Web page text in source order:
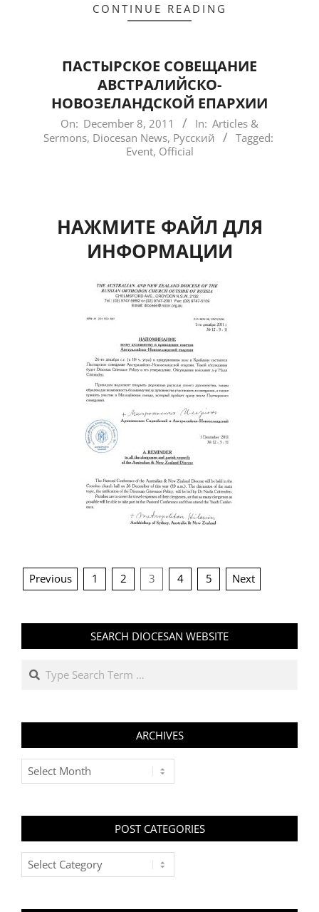
CONTINUE READING
ПАСТЫРСКОЕ СОВЕЩАНИЕ
АВСТРАЛИЙСКО-
НОВОЗЕЛАНДСКОЙ ЕПАРХИИ
2011-
12-
On: December 8, 2011 In: Articles &
Sermons, Diocesan News, Русский
Tagged:
Event, Official
НАЖМИТЕ ФАЙЛ ДЛЯ
ИНФОРМАЦИИ
POSTS
Previous 1 2 3 4 5 Next
SEARCH DIOCESAN WEBSITE
Search
ARCHIVES
Archives
POST CATEGORIES
Post
Categories